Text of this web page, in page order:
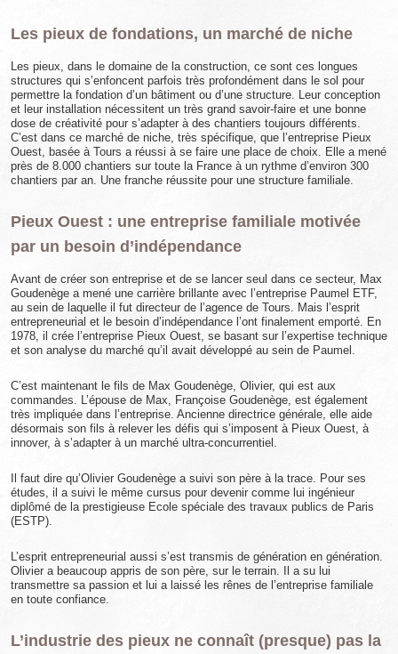
Les pieux de fondations, un marché de niche
Les pieux, dans le domaine de la construction, ce sont ces longues
structures qui s’enfoncent parfois très profondément dans le sol pour
permettre la fondation d’un bâtiment ou d’une structure. Leur conception
et leur installation nécessitent un très grand savoir-faire et une bonne
dose de créativité pour s’adapter à des chantiers toujours différents.
C’est dans ce marché de niche, très spécifique, que l’entreprise Pieux
Ouest, basée à Tours a réussi à se faire une place de choix. Elle a mené
près de 8.000 chantiers sur toute la France à un rythme d’environ 300
chantiers par an. Une franche réussite pour une structure familiale.
Pieux Ouest : une entreprise familiale motivée
par un besoin d’indépendance
Avant de créer son entreprise et de se lancer seul dans ce secteur, Max
Goudenège a mené une carrière brillante avec l’entreprise Paumel ETF,
au sein de laquelle il fut directeur de l’agence de Tours. Mais l’esprit
entrepreneurial et le besoin d’indépendance l’ont finalement emporté. En
1978, il crée l’entreprise Pieux Ouest, se basant sur l’expertise technique
et son analyse du marché qu’il avait développé au sein de Paumel.
C’est maintenant le fils de Max Goudenège, Olivier, qui est aux
commandes. L’épouse de Max, Françoise Goudenège, est également
très impliquée dans l’entreprise. Ancienne directrice générale, elle aide
désormais son fils à relever les défis qui s’imposent à Pieux Ouest, à
innover, à s’adapter à un marché ultra-concurrentiel.
Il faut dire qu’Olivier Goudenège a suivi son père à la trace. Pour ses
études, il a suivi le même cursus pour devenir comme lui ingénieur
diplômé de la prestigieuse Ecole spéciale des travaux publics de Paris
(ESTP).
L’esprit entrepreneurial aussi s’est transmis de génération en génération.
Olivier a beaucoup appris de son père, sur le terrain. Il a su lui
transmettre sa passion et lui a laissé les rênes de l’entreprise familiale
en toute confiance.
L’industrie des pieux ne connaît (presque) pas la